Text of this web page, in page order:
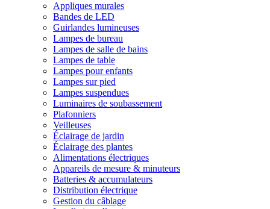
Appliques murales
Bandes de LED
Guirlandes lumineuses
Lampes de bureau
Lampes de salle de bains
Lampes de table
Lampes pour enfants
Lampes sur pied
Lampes suspendues
Luminaires de soubassement
Plafonniers
Veilleuses
Éclairage de jardin
Éclairage des plantes
Alimentations électriques
Appareils de mesure & minuteurs
Batteries & accumulateurs
Distribution électrique
Gestion du câblage